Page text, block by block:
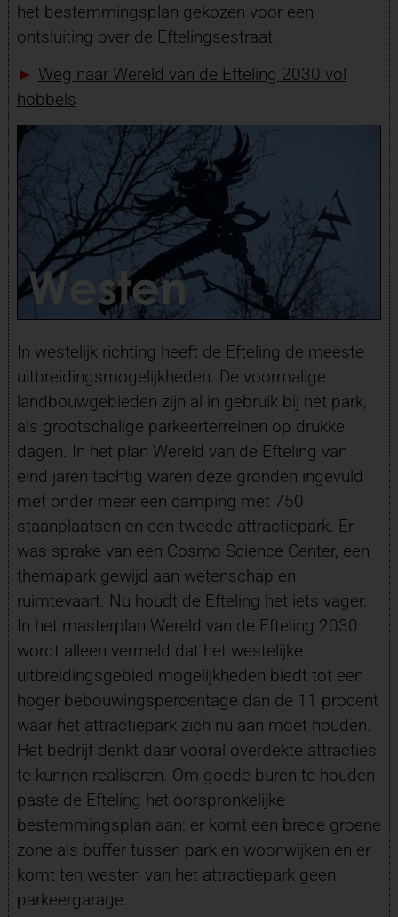
het bestemmingsplan gekozen voor een
ontsluiting over de Eftelingsestraat.
► Weg naar Wereld van de Efteling 2030 vol
hobbels
In westelijk richting heeft de Efteling de meeste
uitbreidingsmogelijkheden. De voormalige
landbouwgebieden zijn al in gebruik bij het park,
als grootschalige parkeerterreinen op drukke
dagen. In het plan Wereld van de Efteling van
eind jaren tachtig waren deze gronden ingevuld
met onder meer een camping met 750
staanplaatsen en een tweede attractiepark. Er
was sprake van een Cosmo Science Center, een
themapark gewijd aan wetenschap en
ruimtevaart. Nu houdt de Efteling het iets vager.
In het masterplan Wereld van de Efteling 2030
wordt alleen vermeld dat het westelijke
uitbreidingsgebied mogelijkheden biedt tot een
hoger bebouwingspercentage dan de 11 procent
waar het attractiepark zich nu aan moet houden.
Het bedrijf denkt daar vooral overdekte attracties
te kunnen realiseren. Om goede buren te houden
paste de Efteling het oorspronkelijke
bestemmingsplan aan: er komt een brede groene
zone als buffer tussen park en woonwijken en er
komt ten westen van het attractiepark geen
parkeergarage.